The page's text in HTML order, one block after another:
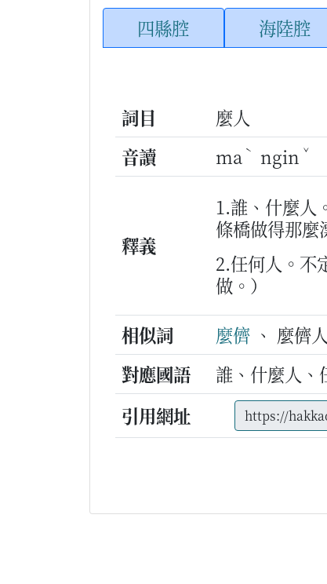
四縣腔 海陸腔
詞目
麼人
音讀
ma ˋ ngin ˇ
釋義
1.誰、什麼人
條橋做得那麼
2.任何人。不
做。）
相似詞
麼儕 、 麼儕
對應國語
誰、什麼人、
引用網址